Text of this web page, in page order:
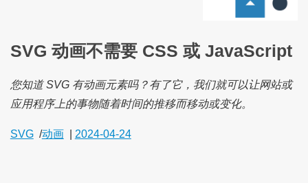
SVG 动画不需要 CSS 或 JavaScript
您知道 SVG 有动画元素吗？有了它，我们就可以让网站或
应用程序上的事物随着时间的推移而移动或变化。
SVG /动画 2024-04-24